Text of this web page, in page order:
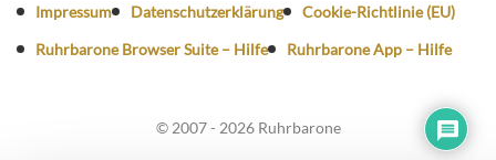
Impressum Datenschutzerklärung
Cookie-Richtlinie (EU)
Ruhrbarone Browser Suite – Hilfe
Ruhrbarone App – Hilfe
© 2007 - 2026 Ruhrbarone